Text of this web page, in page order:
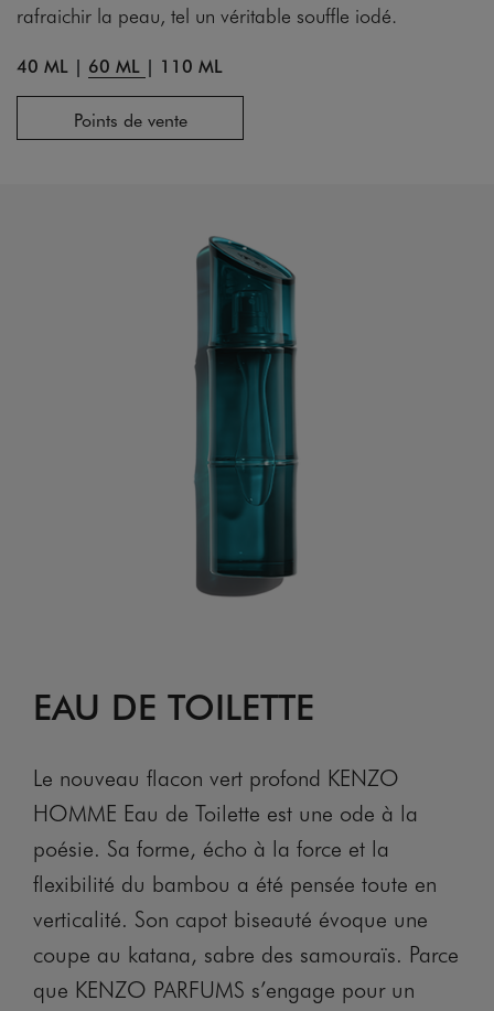
rafraichir la peau, tel un véritable souffle iodé.
40 ML | 60 ML | 110 ML
Points de vente
EAU DE TOILETTE
Le nouveau flacon vert profond KENZO
HOMME Eau de Toilette est une ode à la
poésie. Sa forme, écho à la force et la
flexibilité du bambou a été pensée toute en
verticalité. Son capot biseauté évoque une
coupe au katana, sabre des samouraïs. Parce
que KENZO PARFUMS s’engage pour un